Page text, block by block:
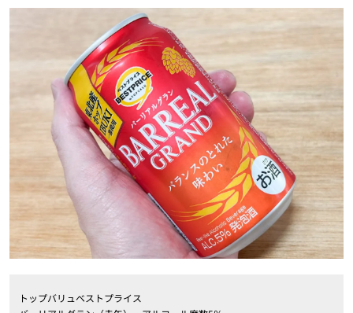
トップバリュベストプライス